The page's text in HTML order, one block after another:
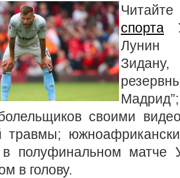
спорта
Лунин
своими
травмы;
полуфинальном матче
в голову.